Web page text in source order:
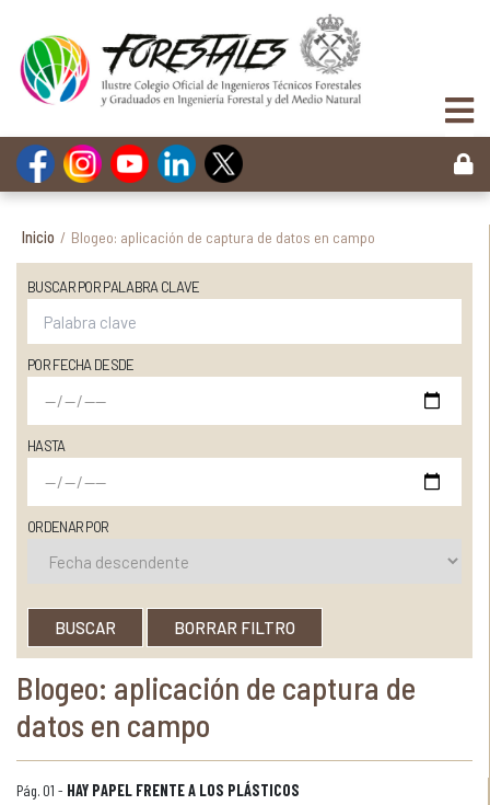
Inicio / Blogeo: aplicación de captura de datos en campo
BUSCAR POR PALABRA CLAVE
POR FECHA DESDE
HASTA
ORDENAR POR
BUSCAR BORRAR FILTRO
Blogeo: aplicación de captura de
datos en campo
Pág. 01 - HAY PAPEL FRENTE A LOS PLÁSTICOS